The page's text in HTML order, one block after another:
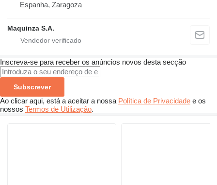
Espanha, Zaragoza
Maquinza S.A.
Inscreva-se para receber os anúncios novos desta secção
Subscrever
Ao clicar aqui, está a aceitar a nossa Política de Privacidade e os
nossos Termos de Utilização.